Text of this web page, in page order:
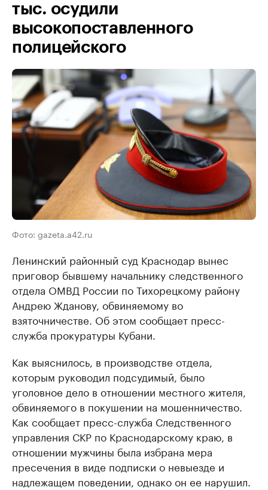
тыс. осудили
высокопоставленного
полицейского
Фото: gazeta.a42.ru
Ленинский районный суд Краснодар вынес
приговор бывшему начальнику следственного
отдела ОМВД России по Тихорецкому району
Андрею Жданову, обвиняемому во
взяточничестве. Об этом сообщает пресс-
служба прокуратуры Кубани.
Как выяснилось, в производстве отдела,
которым руководил подсудимый, было
уголовное дело в отношении местного жителя,
обвиняемого в покушении на мошенничество.
Как сообщает пресс-служба Следственного
управления СКР по Краснодарскому краю, в
отношении мужчины была избрана мера
пресечения в виде подписки о невыезде и
надлежащем поведении, однако он ее нарушил.